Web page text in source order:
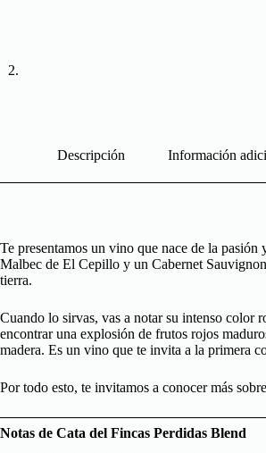
Descripción Información
Te presentamos un vino que nace de la
Malbec de El Cepillo y un Cabernet
tierra.
Cuando lo sirvas, vas a notar su intenso color
encontrar una explosión de frutos rojos
madera. Es un vino que te invita a la primera
Por todo esto, te invitamos a conocer más sobre
Notas de Cata del Fincas Perdidas Blend